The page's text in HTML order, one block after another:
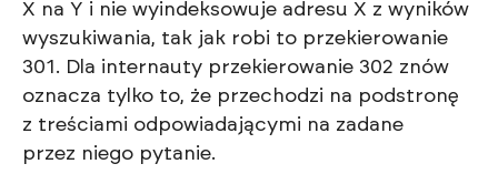
X na Y i nie wyindeksowuje adresu X z wyników
wyszukiwania, tak jak robi to przekierowanie
301. Dla internauty przekierowanie 302 znów
oznacza tylko to, że przechodzi na podstronę
z treściami odpowiadającymi na zadane
przez niego pytanie.